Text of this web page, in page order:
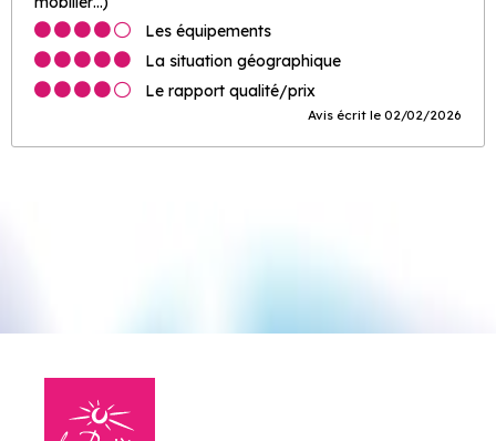
Les équipements
La situation géographique
Le rapport qualité/prix
Avis écrit le 02/02/2026